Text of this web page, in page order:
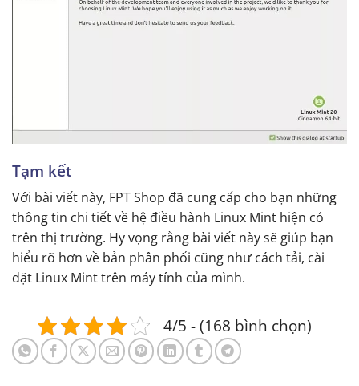
Tạm kết
Với bài viết này, FPT Shop đã cung cấp cho bạn những
thông tin chi tiết về hệ điều hành Linux Mint hiện có
trên thị trường. Hy vọng rằng bài viết này sẽ giúp bạn
hiểu rõ hơn về bản phân phối cũng như cách tải, cài
đặt Linux Mint trên máy tính của mình.
4/5 - (168 bình chọn)